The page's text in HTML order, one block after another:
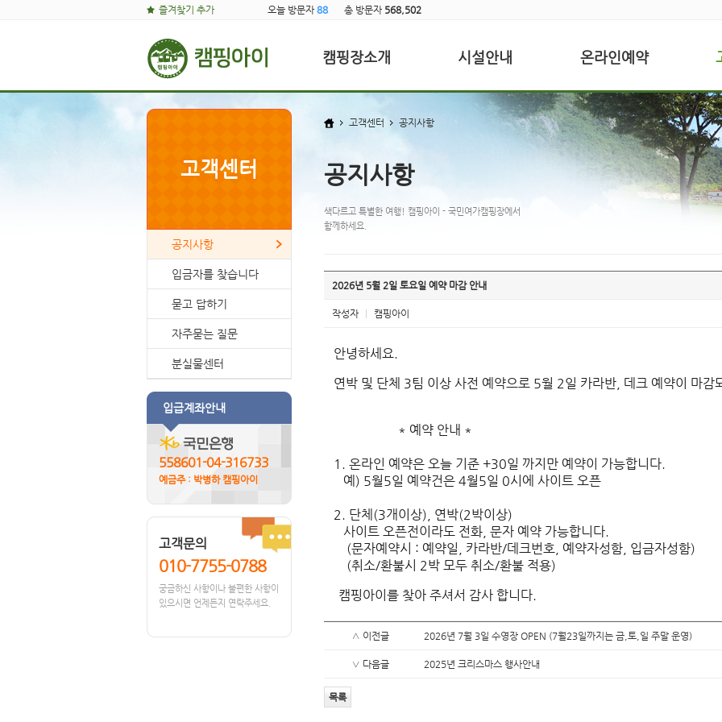
즐겨찾기 추가 오늘 방문자 88 총 방문자 568,502
캠핑장소개 시설안내 온라인예약
고객센터
공지사항
입금자를 찾습니다
묻고 답하기
자주묻는 질문
분실물센터
입급계좌안내
558601-04-316733
예금주 : 박병하 캠핑아이
고객문의
010-7755-0788
궁금하신 사항이나 불편한 사항이
있으시면 언제든지 연락주세요.
고객센터 공지사항
공지사항
색다르고 특별한 여행! 캠핑아이 - 국민여가캠핑장에서
함께하세요.
2026년 5월 2일 토요일 예약 마감 안내
작성자 캠핑아이
안녕하세요.
연박 및 단체 3팀 이상 사전 예약으로 5월 2일 카라반, 데크 예약이 마감
* 예약 안내 *
1. 온라인 예약은 오늘 기준 +30일 까지만 예약이 가능합니다.
예) 5월5일 예약건은 4월5일 0시에 사이트 오픈
2. 단체(3개이상), 연박(2박이상)
사이트 오픈전이라도 전화, 문자 예약 가능합니다.
(문자예약시 : 예약일, 카라반/데크번호, 예약자성함, 입금자성함)
(취소/환불시 2박 모두 취소/환불 적용)
캠핑아이를 찾아 주셔서 감사 합니다.
∧ 이전글 2026년 7월 3일 수영장 OPEN (7월23일까지는 금,토,일 주말 운영)
∨ 다음글 2025년 크리스마스 행사안내
목록